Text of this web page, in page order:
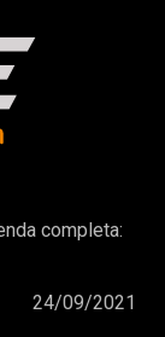
completa:
24/09/2021